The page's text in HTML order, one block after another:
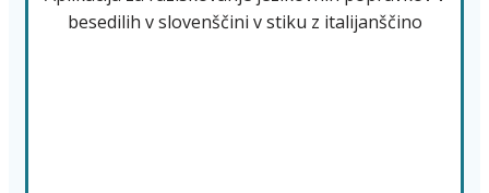
besedilih v slovenščini v stiku z italijanščino